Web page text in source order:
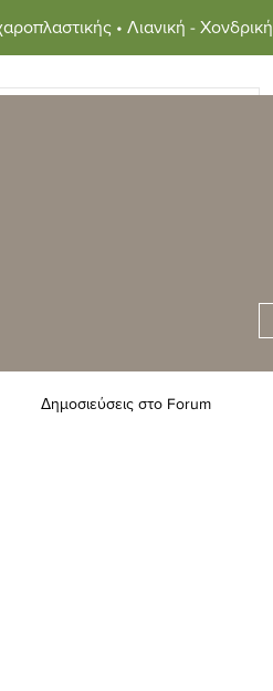
• Λιανική - Χονδρική
Δημοσιεύσεις στο Forum